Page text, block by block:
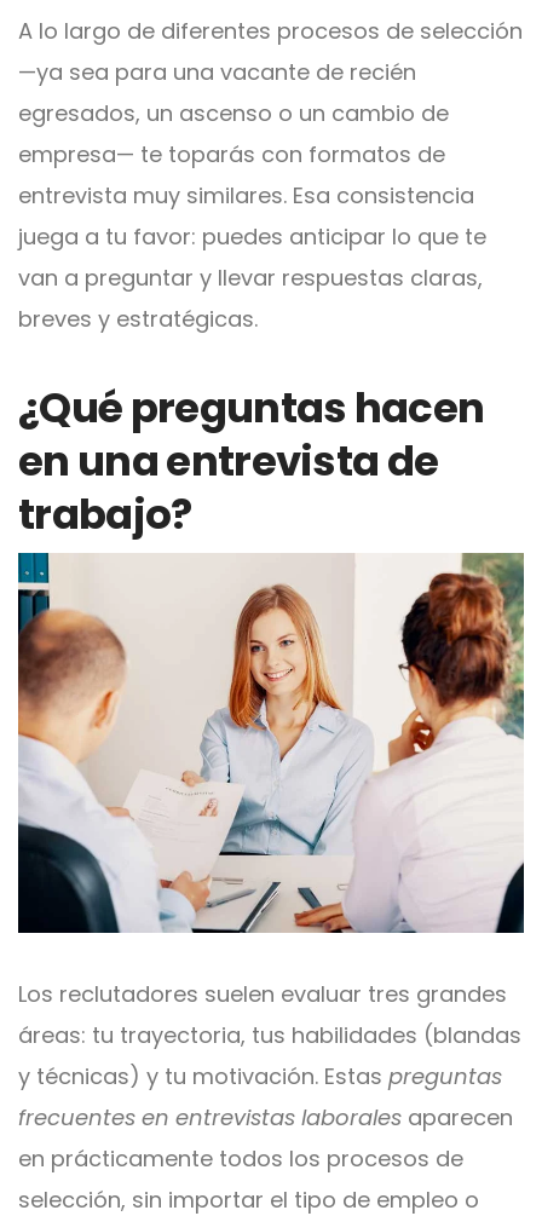
A lo largo de diferentes procesos de selección
—ya sea para una vacante de recién
egresados, un ascenso o un cambio de
empresa— te toparás con formatos de
entrevista muy similares. Esa consistencia
juega a tu favor: puedes anticipar lo que te
van a preguntar y llevar respuestas claras,
breves y estratégicas.
¿Qué preguntas hacen
en una entrevista de
trabajo?
Los reclutadores suelen evaluar tres grandes
áreas: tu trayectoria, tus habilidades (blandas
y técnicas) y tu motivación. Estas preguntas
frecuentes en entrevistas laborales aparecen
en prácticamente todos los procesos de
selección, sin importar el tipo de empleo o